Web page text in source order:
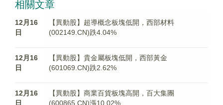
相關文章
12月16
日
【異動股】超導概念板塊低開，西部材料
(002149.CN)跌4.04%
12月16
日
【異動股】貴金屬板塊低開，西部黃金
(601069.CN)跌2.62%
12月16
日
【異動股】商業百貨板塊高開，百大集團
(600865.CN)漲10.02%